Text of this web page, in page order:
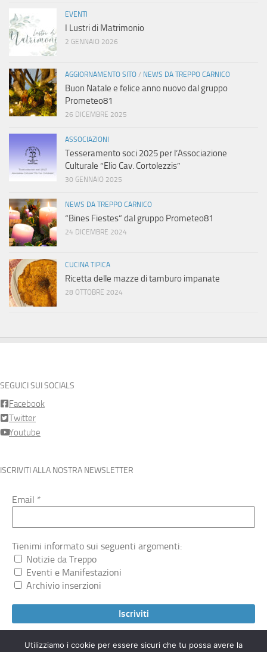
EVENTI
I Lustri di Matrimonio
2 GENNAIO 2026
AGGIORNAMENTO SITO / NEWS DA TREPPO CARNICO
Buon Natale e felice anno nuovo dal gruppo
Prometeo81
26 DICEMBRE 2025
ASSOCIAZIONI
Tesseramento soci 2025 per l’Associazione
Culturale “Elio Cav. Cortolezzis”
30 GENNAIO 2025
NEWS DA TREPPO CARNICO
“Bines Fiestes” dal gruppo Prometeo81
24 DICEMBRE 2024
CUCINA TIPICA
Ricetta delle mazze di tamburo impanate
28 OTTOBRE 2024
SEGUICI SUI SOCIALS
Facebook
Twitter
Youtube
ISCRIVITI ALLA NOSTRA NEWSLETTER
Email *
Tienimi informato sui seguenti argomenti:
Notizie da Treppo
Eventi e Manifestazioni
Archivio inserzioni
Utilizziamo i cookie per essere sicuri che tu possa avere la